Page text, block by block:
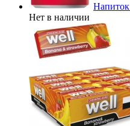
Нет в наличии